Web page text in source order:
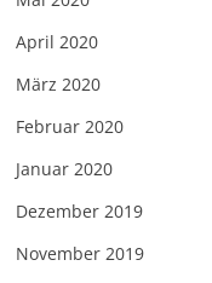
April 2020
März 2020
Februar 2020
Januar 2020
Dezember 2019
November 2019